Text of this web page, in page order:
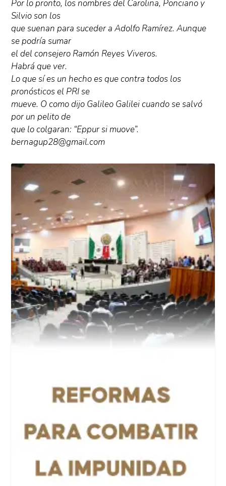
Por lo pronto, los nombres del Carolina, Ponciano y
Silvio son los
que suenan para suceder a Adolfo Ramírez. Aunque
se podría sumar
el del consejero Ramón Reyes Viveros.
Habrá que ver.
Lo que sí es un hecho es que contra todos los
pronósticos el PRI se
mueve. O como dijo Galileo Galilei cuando se salvó
por un pelito de
que lo colgaran: “Eppur si muove”.
bernagup28@gmail.com